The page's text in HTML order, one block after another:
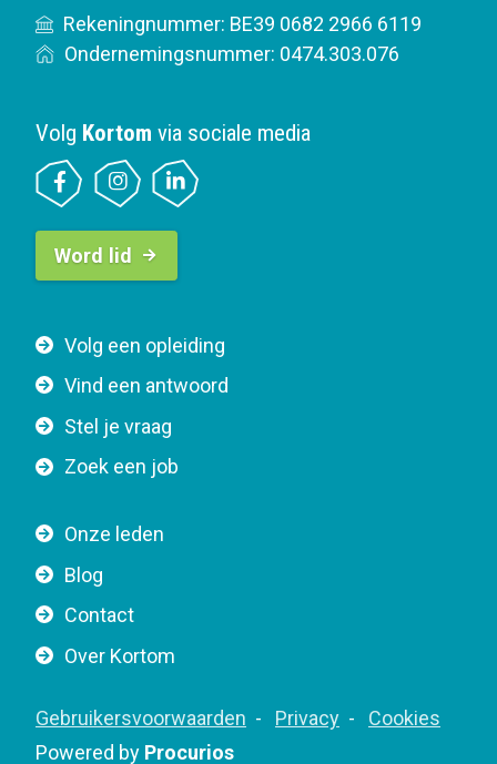
Rekeningnummer: BE39 0682 2966 6119
Ondernemingsnummer: 0474.303.076
F
o
t
e
a
v
i
a
i
o
Volg een opleiding
Vind een antwoord
Stel je vraag
Zoek een job
Onze leden
Blog
Contact
Over Kortom
F
o
Gebruikersvoorwaarden Privacy
Cookies
Powered by Procurios
Volg Kortom via sociale media
B
t
o
n
a
v
g
t
i
o
Word lid